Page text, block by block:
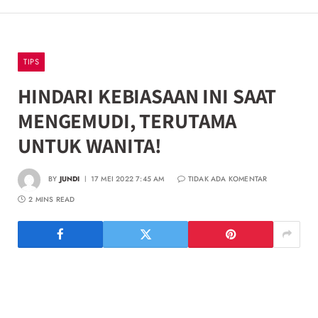
TIPS
HINDARI KEBIASAAN INI SAAT
MENGEMUDI, TERUTAMA
UNTUK WANITA!
BY JUNDI 17 MEI 2022 7:45 AM
TIDAK ADA KOMENTAR
2 MINS READ